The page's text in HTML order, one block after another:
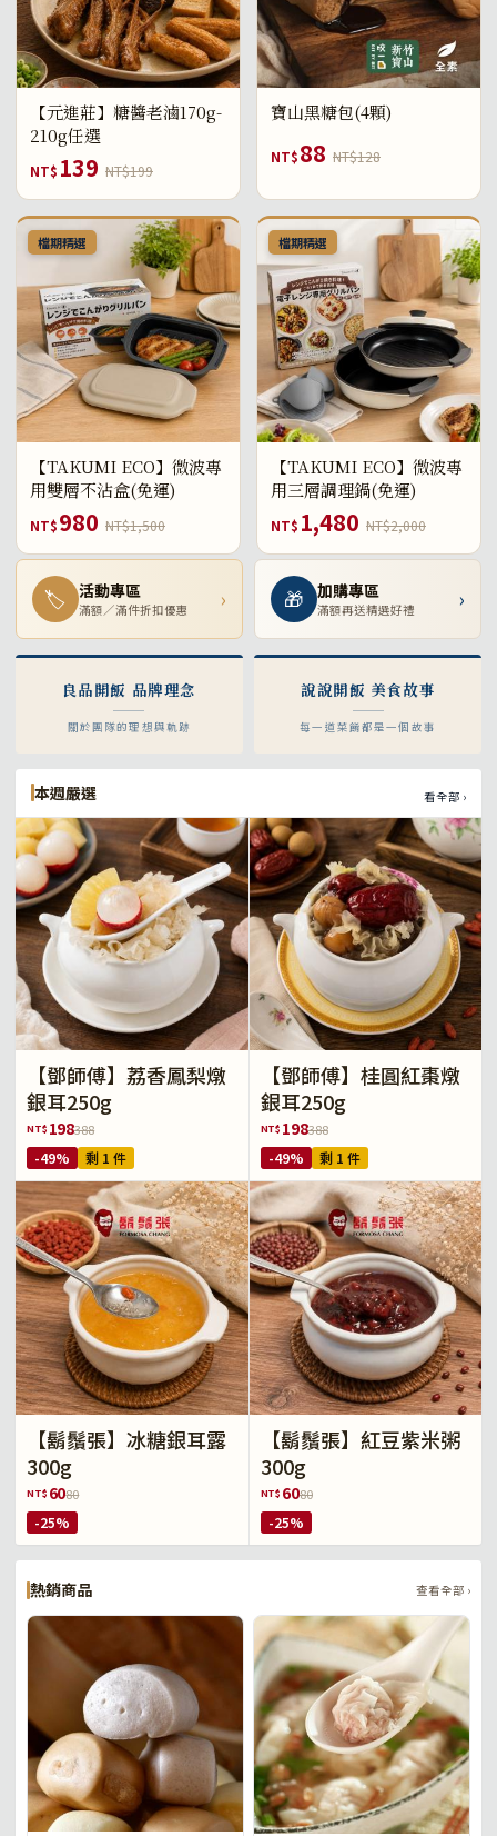
【元進莊】糖醬老滷170g-
210g任選
NT$ 139 NT$199
寶山黑糖包(4顆)
NT$88 NT$128
檔期精選
【TAKUMI ECO】微波專
用雙層不沾盒(免運)
NT$980 NT$1,500
檔期精選
【TAKUMI ECO】微波專
用三層調理鍋(免運)
NT$ 1,480 NT$2,000
🏷 活動專區
滿額／滿件折扣優惠 › 🎁 加購專區
滿額再送精選好禮 ›
良品開飯 品牌理念
關於團隊的理想與軌跡
說說開飯 美食故事
每一道菜餚都是一個故事
本週嚴選 看全部 ›
【鄧師傅】荔香鳳梨燉
銀耳250g
NT$ 198388
-49% 剩 1 件
【鄧師傅】桂圓紅棗燉
銀耳250g
NT$ 198388
-49% 剩 1 件
【鬍鬚張】冰糖銀耳露
300g
NT$ 6080
-25%
【鬍鬚張】紅豆紫米粥
300g
NT$ 6080
-25%
熱銷商品 查看全部 ›